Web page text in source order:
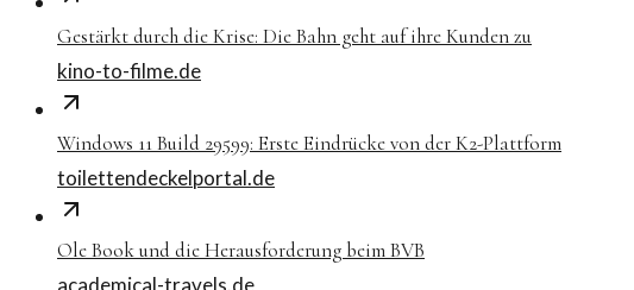
Gestärkt durch die Krise: Die Bahn geht auf ihre Kunden zu
kino-to-filme.de
Windows 11 Build 29599: Erste Eindrücke von der K2-Plattform
toilettendeckelportal.de
Ole Book und die Herausforderung beim BVB